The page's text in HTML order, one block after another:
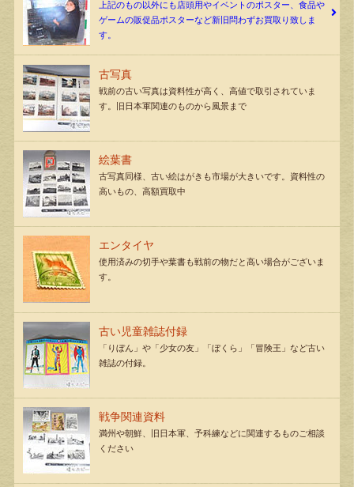
上記のもの以外にも店頭用やイベントのポスター、食品や
ゲームの販促品ポスターなど新旧問わずお買取り致しま
す。
古写真
戦前の古い写真は資料性が高く、高値で取引されていま
す。旧日本軍関連のものから風景まで
絵葉書
古写真同様、古い絵はがきも市場が大きいです。資料性の
高いもの、高額買取中
エンタイヤ
使用済みの切手や葉書も戦前の物だと高い場合がございま
す。
古い児童雑誌付録
「りぼん」や「少女の友」「ぼくら」「冒険王」など古い
雑誌の付録。
戦争関連資料
満州や朝鮮、旧日本軍、予科練などに関連するものご相談
ください